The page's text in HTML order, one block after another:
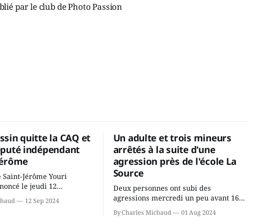
par le club de Photo Passion
quitte la CAQ et
indépendant
Saint-Jérôme Youri
le jeudi 12
quitte le caucus de la
Québec de François
12 Sep 2024
Un adulte et trois mineurs
arrêtés à la suite d'une
agression près de l'école La
Source
Deux personnes ont subi des
agressions mercredi un peu avant 16h
à proximité de l'école primaire La
Source dans le secteur Bellefeuille de
By Charles Michaud 01 Aug 2024